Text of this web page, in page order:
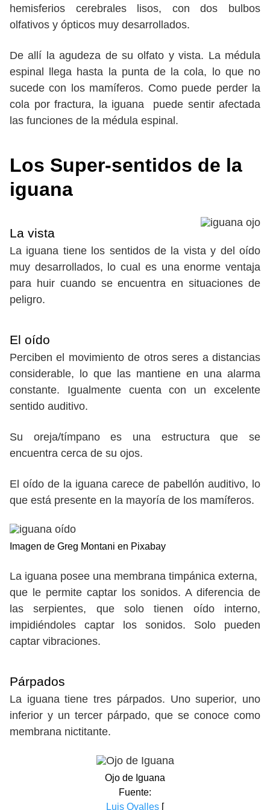
hemisferios cerebrales lisos, con dos bulbos
olfativos y ópticos muy desarrollados.
De allí la agudeza de su olfato y vista. La médula
espinal llega hasta la punta de la cola, lo que no
sucede con los mamíferos. Como puede perder la
cola por fractura, la iguana puede sentir afectada
las funciones de la médula espinal.
Los Super-sentidos de la
iguana
La vista
La iguana tiene los sentidos de la vista y del oído
muy desarrollados, lo cual es una enorme ventaja
para huir cuando se encuentra en situaciones de
peligro.
El oído
Perciben el movimiento de otros seres a distancias
considerable, lo que las mantiene en una alarma
constante. Igualmente cuenta con un excelente
sentido auditivo.
Su oreja/tímpano es una estructura que se
encuentra cerca de su ojos.
El oído de la iguana carece de pabellón auditivo, lo
que está presente en la mayoría de los mamíferos.
Imagen de Greg Montani en Pixabay
La iguana posee una membrana timpánica externa,
que le permite captar los sonidos. A diferencia de
las serpientes, que solo tienen oído interno,
impidiéndoles captar los sonidos. Solo pueden
captar vibraciones.
Párpados
La iguana tiene tres párpados. Uno superior, uno
inferior y un tercer párpado, que se conoce como
membrana nictitante.
Ojo de Iguana
Fuente:
Luis Ovalles [